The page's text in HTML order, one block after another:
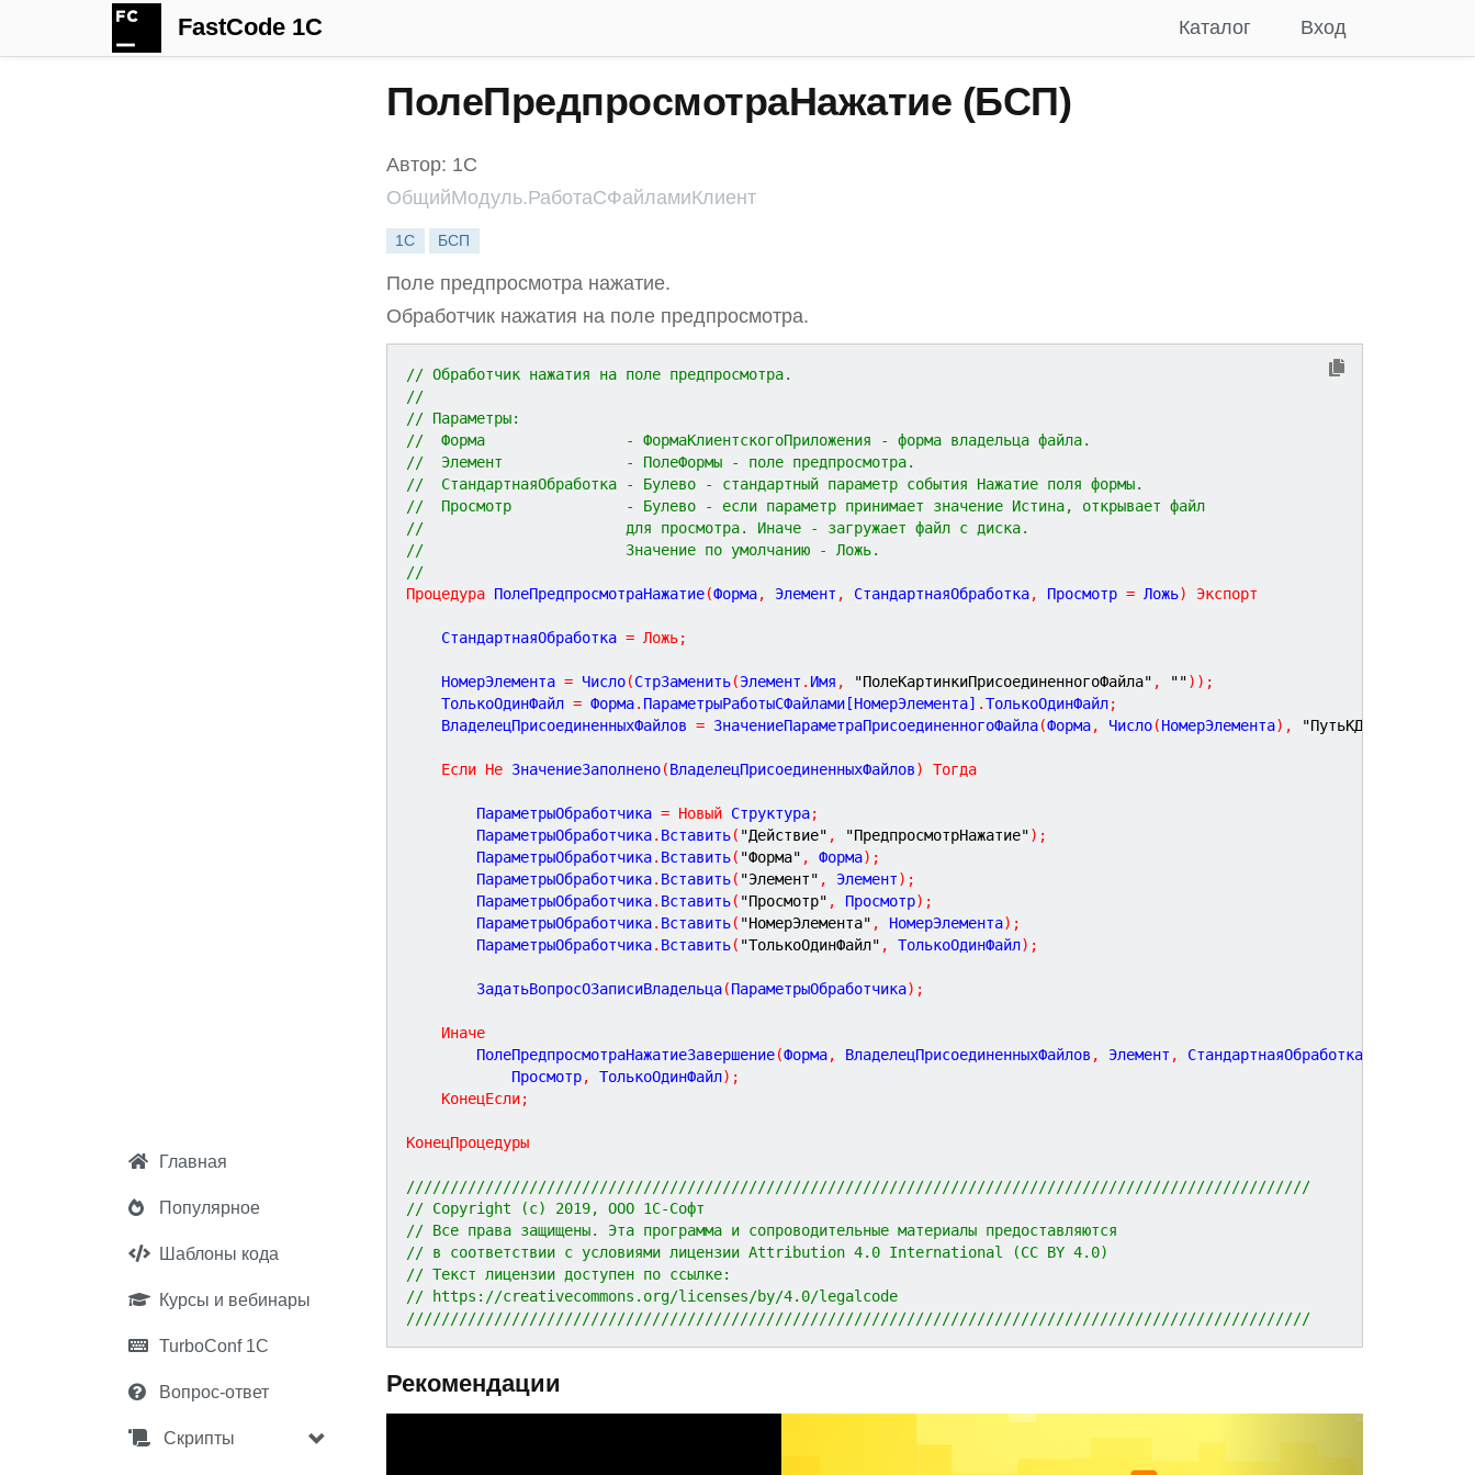
FastCode 1C Вход
Каталог
Главная
Популярное
Шаблоны кода
Курсы и вебинары
TurboConf 1С
Вопрос-ответ
Скрипты
ПолеПредпросмотраНажатие (БСП)
Автор: 1С
ОбщийМодуль.РаботаСФайламиКлиент
1С БСП
Поле предпросмотра нажатие.
Обработчик нажатия на поле предпросмотра.
// Обработчик нажатия на поле предпросмотра.
//
// Параметры:
//  Форма                - ФормаКлиентскогоПриложения - форма владельца файла.
//  Элемент              - ПолеФормы - поле предпросмотра.
//  СтандартнаяОбработка - Булево - стандартный параметр события Нажатие поля формы.
//  Просмотр             - Булево - если параметр принимает значение Истина, открывает файл
//                       для просмотра. Иначе - загружает файл с диска.
//                       Значение по умолчанию - Ложь.
//
Процедура ПолеПредпросмотраНажатие(Форма, Элемент , СтандартнаяОбработка, Просмотр = Ложь) Экспорт
	СтандартнаяОбработка
= Ложь;
	НомерЭлемента
= Число(СтрЗаменить(Элемент . Имя , "ПолеКартинкиПрисоединенногоФайла" , "") ) ;
	ТолькоОдинФайл
= Форма. ПараметрыРаботыСФайлами[НомерЭлемента] .ТолькоОдинФайл;
	ВладелецПрисоединенныхФайлов
= ЗначениеПараметраПрисоединенногоФайла(Форма, Число(НомерЭлемента) ,
Если Не ЗначениеЗаполнено(ВладелецПрисоединенныхФайлов) Тогда
		ПараметрыОбработчика
= Новый Структура;
		ПараметрыОбработчика
. Вставить( "Действие" , "ПредпросмотрНажатие") ;
		ПараметрыОбработчика
. Вставить( "Форма" , Форма) ;
		ПараметрыОбработчика
. Вставить( "Элемент" , Элемент) ;
		ПараметрыОбработчика
. Вставить( "Просмотр" , Просмотр) ;
		ПараметрыОбработчика
. Вставить( "НомерЭлемента" , НомерЭлемента) ;
		ПараметрыОбработчика
. Вставить( "ТолькоОдинФайл" , ТолькоОдинФайл) ;
		ЗадатьВопросОЗаписиВладельца
(ПараметрыОбработчика) ;
Иначе
		ПолеПредпросмотраНажатиеЗавершение
(Форма, ВладелецПрисоединенныхФайлов , Элемент , СтандартнаяОбработка
			Просмотр
, ТолькоОдинФайл) ;
КонецЕсли;
КонецПроцедуры
///////////////////////////////////////////////////////////////////////////////////////////////////////
// Copyright (c) 2019, ООО 1С-Софт
// Все права защищены. Эта программа и сопроводительные материалы предоставляются
// в соответствии с условиями лицензии Attribution 4.0 International (CC BY 4.0)
// Текст лицензии доступен по ссылке:
// https://creativecommons.org/licenses/by/4.0/legalcode
///////////////////////////////////////////////////////////////////////////////////////////////////////
Рекомендации